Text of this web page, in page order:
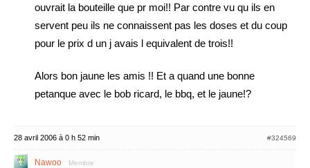
ouvrait la bouteille que pr moi!! Par contre vu qu ils en
servent peu ils ne connaissent pas les doses et du coup
pour le prix d un j avais l equivalent de trois!!
Alors bon jaune les amis !! Et a quand une bonne
petanque avec le bob ricard, le bbq, et le jaune!?
28 avril 2006 à 0 h 52 min #324569
Nawoo Membre